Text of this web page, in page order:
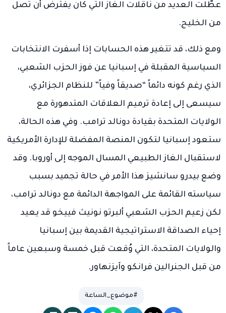
عطّلت العديد من ناقلات الغاز التي كان يفترض أن تصل
من الخليج.
ومع ذلك، قد تتغير هذه الحسابات إذا أسفرت الانتخابات
السياسية المقبلة في إسبانيا عن فوز الحزب الشعبي،
الذي رغم كونه دائماً “صديقاً وفياً” للنظام الجزائري،
سيسعى إلى إعادة ترميم العلاقات المتدهورة مع
الولايات المتحدة بقيادة دونالد ترامب. وفي هذه الحالة،
ستعود إسبانيا لتكون المنصة المفضلة للإدارة الأمريكية
لاستقبال الغاز الطبيعي المسال الموجه إلى أوروبا. وقد
وضع بيدرو سانشيز هذا الأمر في حالة تجميد بسبب
سياسته القائمة على المواجهة الدائمة مع دونالد ترامب،
لكن زعيم الحزب الشعبي ألبرتو نونيث فييخو قد يعيد
إحياء الصداقة الاستراتيجية القديمة بين إسبانيا
والولايات المتحدة، التي وُقعت قبل خمسة وسبعين عاماً
من قبل الجنرالين فرانكو وآيزنهاور.
#موضوع_الساعة